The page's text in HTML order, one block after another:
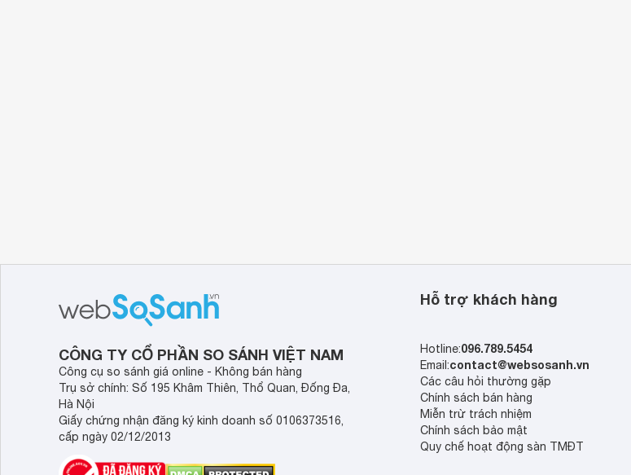
CÔNG TY CỔ PHẦN SO SÁNH VIỆT NAM
Công cụ so sánh giá online - Không bán hàng
Trụ sở chính: Số 195 Khâm Thiên, Thổ Quan, Đống Đa,
Hà Nội
Giấy chứng nhận đăng ký kinh doanh số 0106373516,
cấp ngày 02/12/2013
Hỗ trợ khách hàng
Hotline:096.789.5454
Email:contact@websosanh.vn
Các câu hỏi thường gặp
Chính sách bán hàng
Miễn trừ trách nhiệm
Chính sách bảo mật
Quy chế hoạt động sàn TMĐT